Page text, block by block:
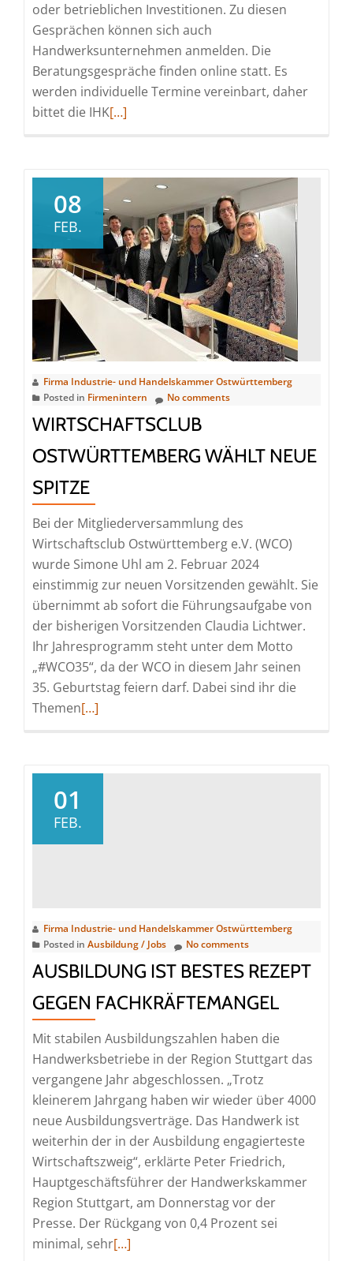
oder betrieblichen Investitionen. Zu diesen
Gesprächen können sich auch
Handwerksunternehmen anmelden. Die
Beratungsgespräche finden online statt. Es
werden individuelle Termine vereinbart, daher
bittet die IHKRead
und
Finanzberatung
für
Gründer
[…]
08
FEB.
Firma Industrie- und Handelskammer Ostwürttemberg
Posted in Firmenintern No comments
WIRTSCHAFTSCLUB
OSTWÜRTTEMBERG WÄHLT NEUE
SPITZE
Bei der Mitgliederversammlung des
Wirtschaftsclub Ostwürttemberg e.V. (WCO)
wurde Simone Uhl am 2. Februar 2024
einstimmig zur neuen Vorsitzenden gewählt. Sie
übernimmt ab sofort die Führungsaufgabe von
der bisherigen Vorsitzenden Claudia Lichtwer.
Ihr Jahresprogramm steht unter dem Motto
„#WCO35“, da der WCO in diesem Jahr seinen
35. Geburtstag feiern darf. Dabei sind ihr die
ThemenRead
neue
[…]
01
FEB.
Firma Industrie- und Handelskammer Ostwürttemberg
Posted in Ausbildung / Jobs No comments
AUSBILDUNG IST BESTES REZEPT
GEGEN FACHKRÄFTEMANGEL
Mit stabilen Ausbildungszahlen haben die
Handwerksbetriebe in der Region Stuttgart das
vergangene Jahr abgeschlossen. „Trotz
kleinerem Jahrgang haben wir wieder über 4000
neue Ausbildungsverträge. Das Handwerk ist
weiterhin der in der Ausbildung engagierteste
Wirtschaftszweig“, erklärte Peter Friedrich,
Hauptgeschäftsführer der Handwerkskammer
Region Stuttgart, am Donnerstag vor der
Presse. Der Rückgang von 0,4 Prozent sei
minimal, sehrRead
[…]